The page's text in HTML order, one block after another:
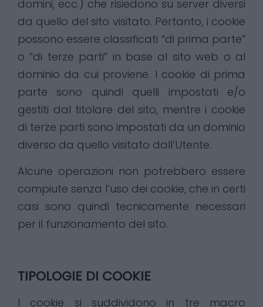
domini, ecc.) che risiedono su server diversi
da quello del sito visitato. Pertanto, i cookie
possono essere classificati “di prima parte”
o “di terze parti” in base al sito web o al
dominio da cui proviene. I cookie di prima
parte sono quindi quelli impostati e/o
gestiti dal titolare del sito, mentre i cookie
di terze parti sono impostati da un dominio
diverso da quello visitato dall’Utente.
Alcune operazioni non potrebbero essere
compiute senza l’uso dei cookie, che in certi
casi sono quindi tecnicamente necessari
per il funzionamento del sito.
TIPOLOGIE DI COOKIE
I cookie si suddividono in tre macro